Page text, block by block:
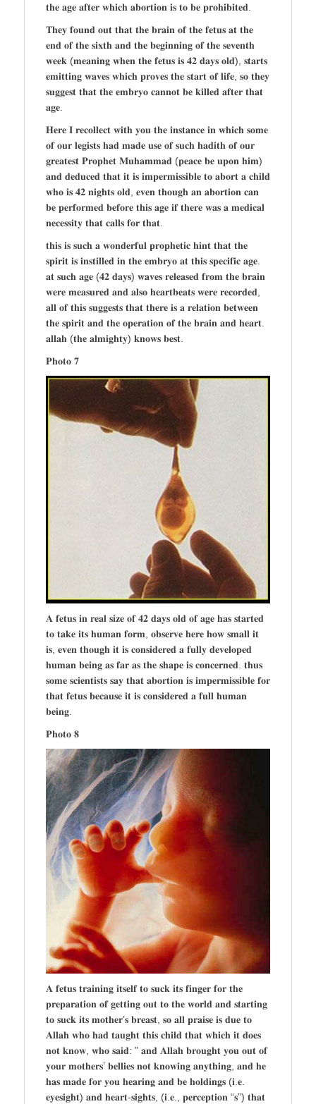
𝐭𝐡𝐞 𝐚𝐠𝐞 𝐚𝐟𝐭𝐞𝐫 𝐰𝐡𝐢𝐜𝐡 𝐚𝐛𝐨𝐫𝐭𝐢𝐨𝐧 𝐢𝐬 𝐭𝐨 𝐛𝐞 𝐩𝐫𝐨𝐡𝐢𝐛𝐢𝐭𝐞𝐝.
𝐓𝐡𝐞𝐲 𝐟𝐨𝐮𝐧𝐝 𝐨𝐮𝐭 𝐭𝐡𝐚𝐭 𝐭𝐡𝐞 𝐛𝐫𝐚𝐢𝐧 𝐨𝐟 𝐭𝐡𝐞 𝐟𝐞𝐭𝐮𝐬 𝐚𝐭 𝐭𝐡𝐞
𝐞𝐧𝐝 𝐨𝐟 𝐭𝐡𝐞 𝐬𝐢𝐱𝐭𝐡 𝐚𝐧𝐝 𝐭𝐡𝐞 𝐛𝐞𝐠𝐢𝐧𝐧𝐢𝐧𝐠 𝐨𝐟 𝐭𝐡𝐞 𝐬𝐞𝐯𝐞𝐧𝐭𝐡
𝐰𝐞𝐞𝐤 (𝐦𝐞𝐚𝐧𝐢𝐧𝐠 𝐰𝐡𝐞𝐧 𝐭𝐡𝐞 𝐟𝐞𝐭𝐮𝐬 𝐢𝐬 𝟒𝟐 𝐝𝐚𝐲𝐬 𝐨𝐥𝐝), 𝐬𝐭𝐚𝐫𝐭𝐬
𝐞𝐦𝐢𝐭𝐭𝐢𝐧𝐠 𝐰𝐚𝐯𝐞𝐬 𝐰𝐡𝐢𝐜𝐡 𝐩𝐫𝐨𝐯𝐞𝐬 𝐭𝐡𝐞 𝐬𝐭𝐚𝐫𝐭 𝐨𝐟 𝐥𝐢𝐟𝐞, 𝐬𝐨 𝐭𝐡𝐞𝐲
𝐬𝐮𝐠𝐠𝐞𝐬𝐭 𝐭𝐡𝐚𝐭 𝐭𝐡𝐞 𝐞𝐦𝐛𝐫𝐲𝐨 𝐜𝐚𝐧𝐧𝐨𝐭 𝐛𝐞 𝐤𝐢𝐥𝐥𝐞𝐝 𝐚𝐟𝐭𝐞𝐫 𝐭𝐡𝐚𝐭
𝐚𝐠𝐞.
𝐇𝐞𝐫𝐞 𝐈 𝐫𝐞𝐜𝐨𝐥𝐥𝐞𝐜𝐭 𝐰𝐢𝐭𝐡 𝐲𝐨𝐮 𝐭𝐡𝐞 𝐢𝐧𝐬𝐭𝐚𝐧𝐜𝐞 𝐢𝐧 𝐰𝐡𝐢𝐜𝐡 𝐬𝐨𝐦𝐞
𝐨𝐟 𝐨𝐮𝐫 𝐥𝐞𝐠𝐢𝐬𝐭𝐬 𝐡𝐚𝐝 𝐦𝐚𝐝𝐞 𝐮𝐬𝐞 𝐨𝐟 𝐬𝐮𝐜𝐡 𝐡𝐚𝐝𝐢𝐭𝐡 𝐨𝐟 𝐨𝐮𝐫
𝐠𝐫𝐞𝐚𝐭𝐞𝐬𝐭 𝐏𝐫𝐨𝐩𝐡𝐞𝐭 𝐌𝐮𝐡𝐚𝐦𝐦𝐚𝐝 (𝐩𝐞𝐚𝐜𝐞 𝐛𝐞 𝐮𝐩𝐨𝐧 𝐡𝐢𝐦)
𝐚𝐧𝐝 𝐝𝐞𝐝𝐮𝐜𝐞𝐝 𝐭𝐡𝐚𝐭 𝐢𝐭 𝐢𝐬 𝐢𝐦𝐩𝐞𝐫𝐦𝐢𝐬𝐬𝐢𝐛𝐥𝐞 𝐭𝐨 𝐚𝐛𝐨𝐫𝐭 𝐚 𝐜𝐡𝐢𝐥𝐝
𝐰𝐡𝐨 𝐢𝐬 𝟒𝟐 𝐧𝐢𝐠𝐡𝐭𝐬 𝐨𝐥𝐝, 𝐞𝐯𝐞𝐧 𝐭𝐡𝐨𝐮𝐠𝐡 𝐚𝐧 𝐚𝐛𝐨𝐫𝐭𝐢𝐨𝐧 𝐜𝐚𝐧
𝐛𝐞 𝐩𝐞𝐫𝐟𝐨𝐫𝐦𝐞𝐝 𝐛𝐞𝐟𝐨𝐫𝐞 𝐭𝐡𝐢𝐬 𝐚𝐠𝐞 𝐢𝐟 𝐭𝐡𝐞𝐫𝐞 𝐰𝐚𝐬 𝐚 𝐦𝐞𝐝𝐢𝐜𝐚𝐥
𝐧𝐞𝐜𝐞𝐬𝐬𝐢𝐭𝐲 𝐭𝐡𝐚𝐭 𝐜𝐚𝐥𝐥𝐬 𝐟𝐨𝐫 𝐭𝐡𝐚𝐭.
𝐭𝐡𝐢𝐬 𝐢𝐬 𝐬𝐮𝐜𝐡 𝐚 𝐰𝐨𝐧𝐝𝐞𝐫𝐟𝐮𝐥 𝐩𝐫𝐨𝐩𝐡𝐞𝐭𝐢𝐜 𝐡𝐢𝐧𝐭 𝐭𝐡𝐚𝐭 𝐭𝐡𝐞
𝐬𝐩𝐢𝐫𝐢𝐭 𝐢𝐬 𝐢𝐧𝐬𝐭𝐢𝐥𝐥𝐞𝐝 𝐢𝐧 𝐭𝐡𝐞 𝐞𝐦𝐛𝐫𝐲𝐨 𝐚𝐭 𝐭𝐡𝐢𝐬 𝐬𝐩𝐞𝐜𝐢𝐟𝐢𝐜 𝐚𝐠𝐞.
𝐚𝐭 𝐬𝐮𝐜𝐡 𝐚𝐠𝐞 (𝟒𝟐 𝐝𝐚𝐲𝐬) 𝐰𝐚𝐯𝐞𝐬 𝐫𝐞𝐥𝐞𝐚𝐬𝐞𝐝 𝐟𝐫𝐨𝐦 𝐭𝐡𝐞 𝐛𝐫𝐚𝐢𝐧
𝐰𝐞𝐫𝐞 𝐦𝐞𝐚𝐬𝐮𝐫𝐞𝐝 𝐚𝐧𝐝 𝐚𝐥𝐬𝐨 𝐡𝐞𝐚𝐫𝐭𝐛𝐞𝐚𝐭𝐬 𝐰𝐞𝐫𝐞 𝐫𝐞𝐜𝐨𝐫𝐝𝐞𝐝,
𝐚𝐥𝐥 𝐨𝐟 𝐭𝐡𝐢𝐬 𝐬𝐮𝐠𝐠𝐞𝐬𝐭𝐬 𝐭𝐡𝐚𝐭 𝐭𝐡𝐞𝐫𝐞 𝐢𝐬 𝐚 𝐫𝐞𝐥𝐚𝐭𝐢𝐨𝐧 𝐛𝐞𝐭𝐰𝐞𝐞𝐧
𝐭𝐡𝐞 𝐬𝐩𝐢𝐫𝐢𝐭 𝐚𝐧𝐝 𝐭𝐡𝐞 𝐨𝐩𝐞𝐫𝐚𝐭𝐢𝐨𝐧 𝐨𝐟 𝐭𝐡𝐞 𝐛𝐫𝐚𝐢𝐧 𝐚𝐧𝐝 𝐡𝐞𝐚𝐫𝐭.
𝐚𝐥𝐥𝐚𝐡 (𝐭𝐡𝐞 𝐚𝐥𝐦𝐢𝐠𝐡𝐭𝐲) 𝐤𝐧𝐨𝐰𝐬 𝐛𝐞𝐬𝐭.
𝐏𝐡𝐨𝐭𝐨 𝟕
𝐀 𝐟𝐞𝐭𝐮𝐬 𝐢𝐧 𝐫𝐞𝐚𝐥 𝐬𝐢𝐳𝐞 𝐨𝐟 𝟒𝟐 𝐝𝐚𝐲𝐬 𝐨𝐥𝐝 𝐨𝐟 𝐚𝐠𝐞 𝐡𝐚𝐬 𝐬𝐭𝐚𝐫𝐭𝐞𝐝
𝐭𝐨 𝐭𝐚𝐤𝐞 𝐢𝐭𝐬 𝐡𝐮𝐦𝐚𝐧 𝐟𝐨𝐫𝐦, 𝐨𝐛𝐬𝐞𝐫𝐯𝐞 𝐡𝐞𝐫𝐞 𝐡𝐨𝐰 𝐬𝐦𝐚𝐥𝐥 𝐢𝐭
𝐢𝐬, 𝐞𝐯𝐞𝐧 𝐭𝐡𝐨𝐮𝐠𝐡 𝐢𝐭 𝐢𝐬 𝐜𝐨𝐧𝐬𝐢𝐝𝐞𝐫𝐞𝐝 𝐚 𝐟𝐮𝐥𝐥𝐲 𝐝𝐞𝐯𝐞𝐥𝐨𝐩𝐞𝐝
𝐡𝐮𝐦𝐚𝐧 𝐛𝐞𝐢𝐧𝐠 𝐚𝐬 𝐟𝐚𝐫 𝐚𝐬 𝐭𝐡𝐞 𝐬𝐡𝐚𝐩𝐞 𝐢𝐬 𝐜𝐨𝐧𝐜𝐞𝐫𝐧𝐞𝐝. 𝐭𝐡𝐮𝐬
𝐬𝐨𝐦𝐞 𝐬𝐜𝐢𝐞𝐧𝐭𝐢𝐬𝐭𝐬 𝐬𝐚𝐲 𝐭𝐡𝐚𝐭 𝐚𝐛𝐨𝐫𝐭𝐢𝐨𝐧 𝐢𝐬 𝐢𝐦𝐩𝐞𝐫𝐦𝐢𝐬𝐬𝐢𝐛𝐥𝐞 𝐟𝐨𝐫
𝐭𝐡𝐚𝐭 𝐟𝐞𝐭𝐮𝐬 𝐛𝐞𝐜𝐚𝐮𝐬𝐞 𝐢𝐭 𝐢𝐬 𝐜𝐨𝐧𝐬𝐢𝐝𝐞𝐫𝐞𝐝 𝐚 𝐟𝐮𝐥𝐥 𝐡𝐮𝐦𝐚𝐧
𝐛𝐞𝐢𝐧𝐠.
𝐏𝐡𝐨𝐭𝐨 𝟖
𝐀 𝐟𝐞𝐭𝐮𝐬 𝐭𝐫𝐚𝐢𝐧𝐢𝐧𝐠 𝐢𝐭𝐬𝐞𝐥𝐟 𝐭𝐨 𝐬𝐮𝐜𝐤 𝐢𝐭𝐬 𝐟𝐢𝐧𝐠𝐞𝐫 𝐟𝐨𝐫 𝐭𝐡𝐞
𝐩𝐫𝐞𝐩𝐚𝐫𝐚𝐭𝐢𝐨𝐧 𝐨𝐟 𝐠𝐞𝐭𝐭𝐢𝐧𝐠 𝐨𝐮𝐭 𝐭𝐨 𝐭𝐡𝐞 𝐰𝐨𝐫𝐥𝐝 𝐚𝐧𝐝 𝐬𝐭𝐚𝐫𝐭𝐢𝐧𝐠
𝐭𝐨 𝐬𝐮𝐜𝐤 𝐢𝐭𝐬 𝐦𝐨𝐭𝐡𝐞𝐫’𝐬 𝐛𝐫𝐞𝐚𝐬𝐭, 𝐬𝐨 𝐚𝐥𝐥 𝐩𝐫𝐚𝐢𝐬𝐞 𝐢𝐬 𝐝𝐮𝐞 𝐭𝐨
𝐀𝐥𝐥𝐚𝐡 𝐰𝐡𝐨 𝐡𝐚𝐝 𝐭𝐚𝐮𝐠𝐡𝐭 𝐭𝐡𝐢𝐬 𝐜𝐡𝐢𝐥𝐝 𝐭𝐡𝐚𝐭 𝐰𝐡𝐢𝐜𝐡 𝐢𝐭 𝐝𝐨𝐞𝐬
𝐧𝐨𝐭 𝐤𝐧𝐨𝐰, 𝐰𝐡𝐨 𝐬𝐚𝐢𝐝: ” 𝐚𝐧𝐝 𝐀𝐥𝐥𝐚𝐡 𝐛𝐫𝐨𝐮𝐠𝐡𝐭 𝐲𝐨𝐮 𝐨𝐮𝐭 𝐨𝐟
𝐲𝐨𝐮𝐫 𝐦𝐨𝐭𝐡𝐞𝐫𝐬’ 𝐛𝐞𝐥𝐥𝐢𝐞𝐬 𝐧𝐨𝐭 𝐤𝐧𝐨𝐰𝐢𝐧𝐠 𝐚𝐧𝐲𝐭𝐡𝐢𝐧𝐠, 𝐚𝐧𝐝 𝐡𝐞
𝐡𝐚𝐬 𝐦𝐚𝐝𝐞 𝐟𝐨𝐫 𝐲𝐨𝐮 𝐡𝐞𝐚𝐫𝐢𝐧𝐠 𝐚𝐧𝐝 𝐛𝐞 𝐡𝐨𝐥𝐝𝐢𝐧𝐠𝐬 (𝐢.𝐞.
𝐞𝐲𝐞𝐬𝐢𝐠𝐡𝐭) 𝐚𝐧𝐝 𝐡𝐞𝐚𝐫𝐭-𝐬𝐢𝐠𝐡𝐭𝐬, (𝐢.𝐞., 𝐩𝐞𝐫𝐜𝐞𝐩𝐭𝐢𝐨𝐧 “𝐬”) 𝐭𝐡𝐚𝐭